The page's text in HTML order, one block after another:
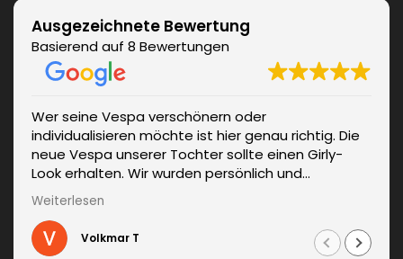
Ausgezeichnete Bewertung
Basierend auf 8 Bewertungen
Wer seine Vespa verschönern oder
individualisieren möchte ist hier genau richtig. Die
neue Vespa unserer Tochter sollte einen Girly-
Look erhalten. Wir wurden persönlich und
kompetent beraten. Die Lieferung erfolgte
unverzüglich. Weitere Änderungen waren auch kein
Problem und wurden sofort umgesetzt.
Informationen zum fachgerechten Anbringen sind
Weiterlesen
Volkmar T